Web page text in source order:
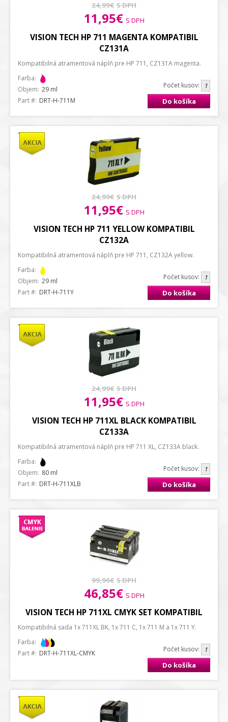
24,99€ S DPH
11,95€ S DPH
Počet kusov:
Do košíka
VISION TECH HP 711 MAGENTA KOMPATIBIL
CZ131A
Kompatibilná atramentová náplň pre HP 711, CZ131A magenta.
Farba:
Objem: 29 ml
Part #: DRT-H-711M
24,99€ S DPH
11,95€ S DPH
Počet kusov:
Do košíka
VISION TECH HP 711 YELLOW KOMPATIBIL
CZ132A
Kompatibilná atramentová náplň pre HP 711, CZ132A yellow.
Farba:
Objem: 29 ml
Part #: DRT-H-711Y
24,99€ S DPH
11,95€ S DPH
Počet kusov:
Do košíka
VISION TECH HP 711XL BLACK KOMPATIBIL
CZ133A
Kompatibilná atramentová náplň pre HP 711 XL, CZ133A black.
Farba:
Objem: 80 ml
Part #: DRT-H-711XLB
99,96€ S DPH
46,85€ S DPH
Počet kusov:
Do košíka
VISION TECH HP 711XL CMYK SET KOMPATIBIL
Kompatibilná sada 1x 711XL BK, 1x 711 C, 1x 711 M a 1x 711 Y.
Farba:
Part #: DRT-H-711XL-CMYK